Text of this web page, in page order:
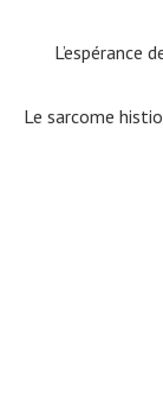
L’espérance
Le sarcome